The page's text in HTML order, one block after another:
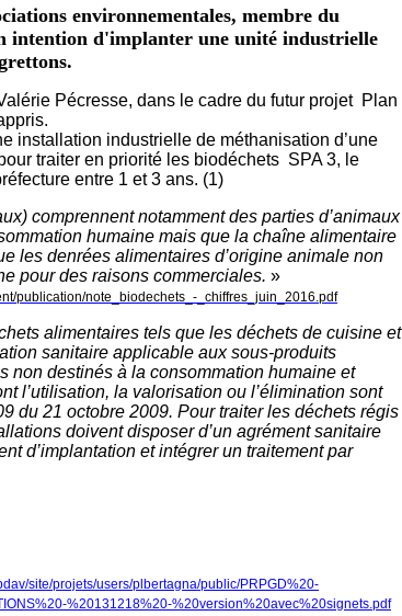
environnementales, membre du
intention d'implanter une unité industrielle
Pécresse, dans le cadre du futur projet Plan
installation industrielle de méthanisation d’une
traiter en priorité les biodéchets SPA 3, le
entre 1 et 3 ans. (1)
comprennent notamment des parties d’animaux
humaine mais que la chaîne alimentaire
les denrées alimentaires d’origine animale non
pour des raisons commerciales. »
publication/note_biodechets_-_chiffres_juin_2016.pdf
alimentaires tels que les déchets de cuisine et
sanitaire applicable aux sous-produits
non destinés à la consommation humaine et
l’utilisation, la valorisation ou l’élimination sont
du 21 octobre 2009. Pour traiter les déchets régis
doivent disposer d’un agrément sanitaire
d’implantation et intégrer un traitement par
site/projets/users/plbertagna/public/PRPGD%20-
%20131218%20-%20version%20avec%20signets.pdf